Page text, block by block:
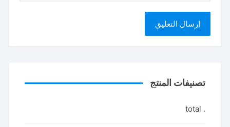
تصنيفات المنتج
. total